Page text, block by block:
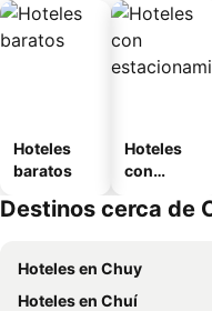
Hoteles
baratos
Hoteles
con
miento
Destinos cerca de
Hoteles en Chuy
Hoteles en Chuí